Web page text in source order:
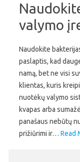
valymo
Naudokite
paslaptis, kad
namą, bet ne visi
klientas, kuris
nuotėkų valymo
kvapas arba
panašaus nebūtų
prižiūrimi ir… Read